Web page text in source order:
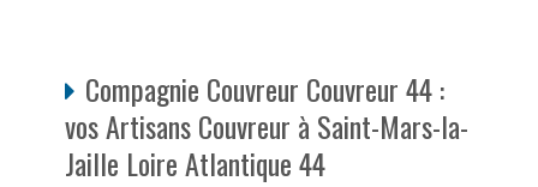
Compagnie Couvreur Couvreur 44 :
vos Artisans Couvreur à Saint-Mars-la-
Jaille Loire Atlantique 44